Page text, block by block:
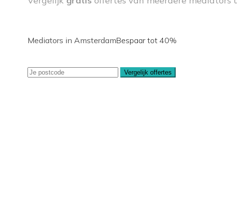
Mediators in AmsterdamBespaar tot 40%
Vergelijk offertes